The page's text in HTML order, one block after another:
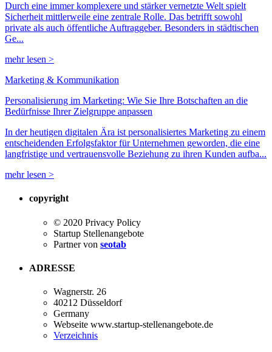
Durch eine immer komplexere und stärker vernetzte Welt spielt
Sicherheit mittlerweile eine zentrale Rolle. Das betrifft sowohl
private als auch öffentliche Auftraggeber. Besonders in städtischen
Ge...
mehr lesen >
Marketing & Kommunikation
Personalisierung im Marketing: Wie Sie Ihre Botschaften an die
Bedürfnisse Ihrer Zielgruppe anpassen
In der heutigen digitalen Ära ist personalisiertes Marketing zu einem
entscheidenden Erfolgsfaktor für Unternehmen geworden, die eine
langfristige und vertrauensvolle Beziehung zu ihren Kunden aufba...
mehr lesen >
copyright
© 2020 Privacy Policy
Startup Stellenangebote
Partner von seotab
ADRESSE
Wagnerstr. 26
40212 Düsseldorf
Germany
Webseite www.startup-stellenangebote.de
Verzeichnis